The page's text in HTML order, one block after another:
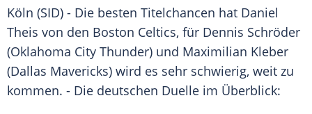
Köln (SID) - Die besten Titelchancen hat Daniel
Theis von den Boston Celtics, für Dennis Schröder
(Oklahoma City Thunder) und Maximilian Kleber
(Dallas Mavericks) wird es sehr schwierig, weit zu
kommen. - Die deutschen Duelle im Überblick: